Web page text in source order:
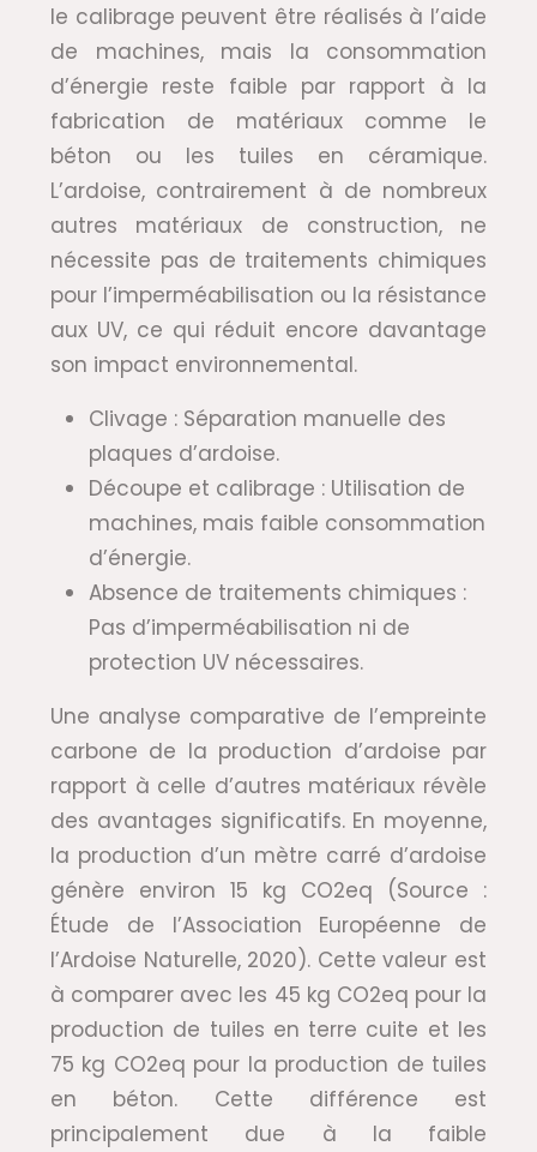
le calibrage peuvent être réalisés à l’aide
de machines, mais la consommation
d’énergie reste faible par rapport à la
fabrication de matériaux comme le
béton ou les tuiles en céramique.
L’ardoise, contrairement à de nombreux
autres matériaux de construction, ne
nécessite pas de traitements chimiques
pour l’imperméabilisation ou la résistance
aux UV, ce qui réduit encore davantage
son impact environnemental.
Clivage : Séparation manuelle des
plaques d’ardoise.
Découpe et calibrage : Utilisation de
machines, mais faible consommation
d’énergie.
Absence de traitements chimiques :
Pas d’imperméabilisation ni de
protection UV nécessaires.
Une analyse comparative de l’empreinte
carbone de la production d’ardoise par
rapport à celle d’autres matériaux révèle
des avantages significatifs. En moyenne,
la production d’un mètre carré d’ardoise
génère environ 15 kg CO2eq (Source :
Étude de l’Association Européenne de
l’Ardoise Naturelle, 2020). Cette valeur est
à comparer avec les 45 kg CO2eq pour la
production de tuiles en terre cuite et les
75 kg CO2eq pour la production de tuiles
en béton. Cette différence est
principalement due à la faible